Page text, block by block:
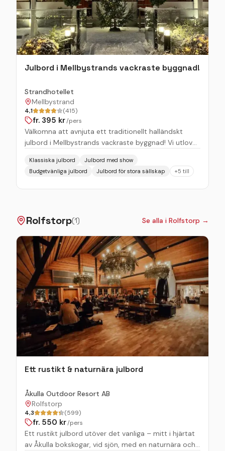
finnes! Vi har 56 bäddar och 25 ställplatser. Kontakta
oss via mail för information och bokning av boende.
Julbord i Mellbystrands vackraste byggnad!
Strandhotellet
Mellbystrand
4,1 (415)
fr. 395 kr/pers
Välkomna att avnjuta ett traditionellt halländskt
julbord i Mellbystrands vackraste byggnad! Vi utlovar
kombinerat med huset vältänkta dryck, givetvis med
Mellbystrands bästa stämning! Senare på kvällen ser
våra husband till att lokalen fylls av härlig musik i
Klassiska julbord
Julbord med show
Budgetvänliga julbord
Julbord för stora sällskap +5 till
Rolfstorp(1) Se alla i Rolfstorp →
Ett rustikt & naturnära julbord
Åkulla Outdoor Resort AB
Rolfstorp
4,3 (599)
fr. 550 kr/pers
Ett rustikt julbord utöver det vanliga – mitt i hjärtat
av Åkulla bokskogar, vid sjön, med en naturnära och